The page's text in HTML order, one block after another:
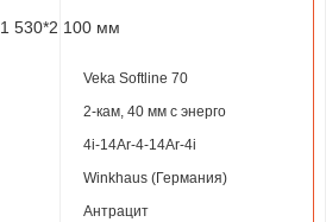
1 530*2 100 мм
Veka Softline 70
2-кам, 40 мм с энерго
4і-14Ar-4-14Ar-4i
Winkhaus (Германия)
Антрацит